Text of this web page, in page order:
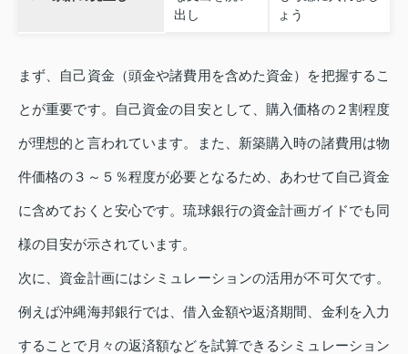
出し
ょう
まず、自己資金（頭金や諸費用を含めた資金）を把握するこ
とが重要です。自己資金の目安として、購入価格の２割程度
が理想的と言われています。また、新築購入時の諸費用は物
件価格の３～５％程度が必要となるため、あわせて自己資金
に含めておくと安心です。琉球銀行の資金計画ガイドでも同
様の目安が示されています。
次に、資金計画にはシミュレーションの活用が不可欠です。
例えば沖縄海邦銀行では、借入金額や返済期間、金利を入力
することで月々の返済額などを試算できるシミュレーション